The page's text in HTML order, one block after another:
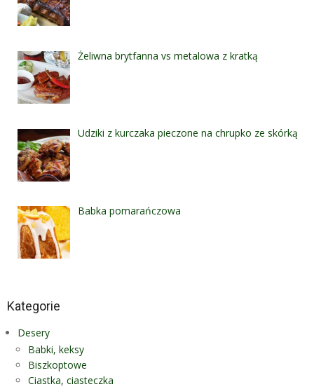
Żeliwna brytfanna vs metalowa z kratką
Udziki z kurczaka pieczone na chrupko ze skórką
Babka pomarańczowa
Kategorie
Desery
Babki, keksy
Biszkoptowe
Ciastka, ciasteczka